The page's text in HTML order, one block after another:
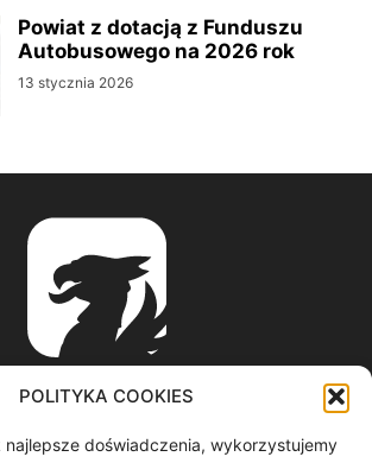
POLITYKA COOKIES
doświadczenia, wykorzystujemy
Powiat z dotacją z Funduszu
Autobusowego na 2026 rok
13 stycznia 2026